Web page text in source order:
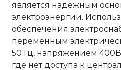
является надежным
электроэнергии.
обеспечения
переменным
50 Гц, напряжением
где нет доступа к